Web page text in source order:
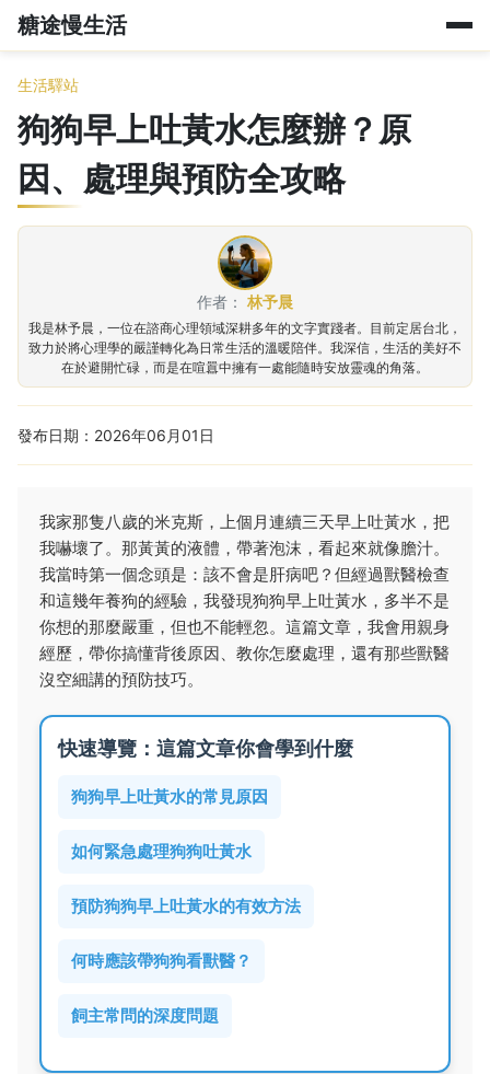
糖途慢生活
生活驛站
狗狗早上吐黃水怎麼辦？原
因、處理與預防全攻略
作者： 林予晨
我是林予晨，一位在諮商心理領域深耕多年的文字實踐者。目前定居台北，
致力於將心理學的嚴謹轉化為日常生活的溫暖陪伴。我深信，生活的美好不
在於避開忙碌，而是在喧囂中擁有一處能隨時安放靈魂的角落。
發布日期：2026年06月01日
我家那隻八歲的米克斯，上個月連續三天早上吐黃水，把
我嚇壞了。那黃黃的液體，帶著泡沫，看起來就像膽汁。
我當時第一個念頭是：該不會是肝病吧？但經過獸醫檢查
和這幾年養狗的經驗，我發現狗狗早上吐黃水，多半不是
你想的那麼嚴重，但也不能輕忽。這篇文章，我會用親身
經歷，帶你搞懂背後原因、教你怎麼處理，還有那些獸醫
沒空細講的預防技巧。
快速導覽：這篇文章你會學到什麼
狗狗早上吐黃水的常見原因
如何緊急處理狗狗吐黃水
預防狗狗早上吐黃水的有效方法
何時應該帶狗狗看獸醫？
飼主常問的深度問題